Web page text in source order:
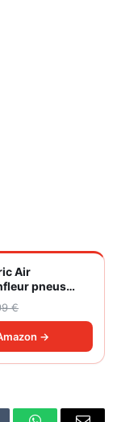
Air
pneus
pression
batterie
grand
€
→